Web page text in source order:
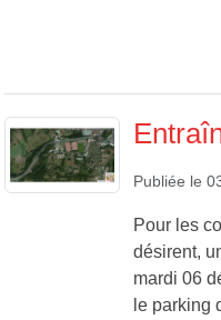
Publiée le
Pour les
désirent,
mardi 06
le parking